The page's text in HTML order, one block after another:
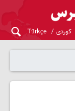
کوردی Türkçe